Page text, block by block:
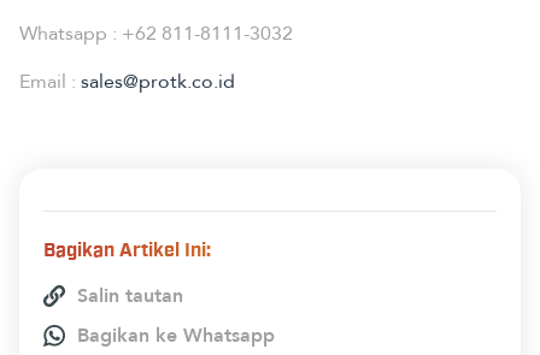
Whatsapp : +62 811-8111-3032
Email : sales@protk.co.id
Bagikan Artikel Ini:
Salin tautan
Bagikan ke Whatsapp